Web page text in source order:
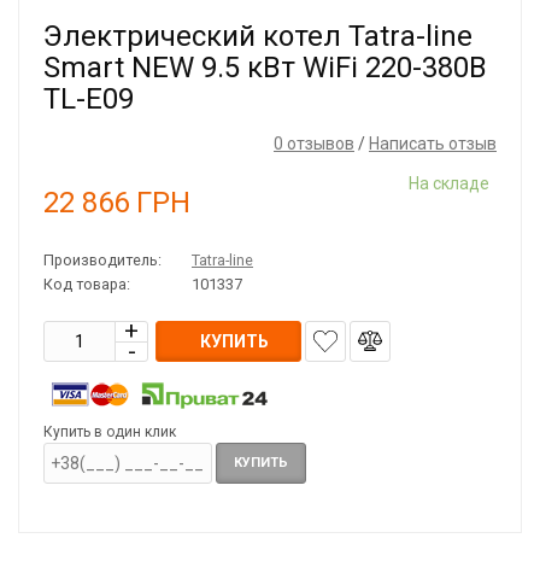
Электрический котел Tatra-line
Smart NEW 9.5 кВт WiFi 220-380В
TL-E09
0 отзывов / Написать отзыв
22 866 ГРН
На складе
Производитель:
Tatra-line
Код товара:
101337
КУПИТЬ
Купить в один клик
КУПИТЬ